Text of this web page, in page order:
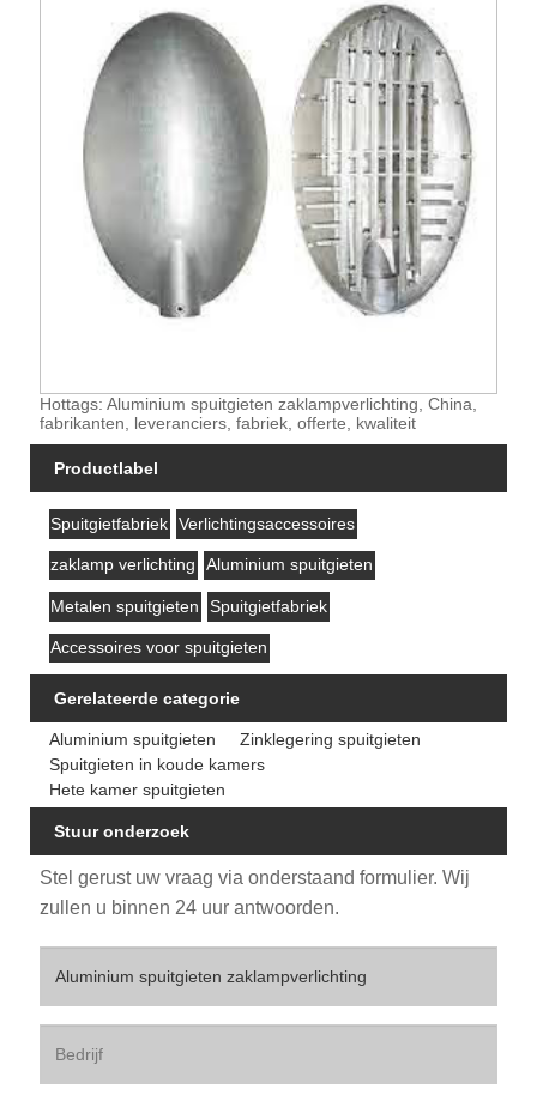
Hottags: Aluminium spuitgieten zaklampverlichting, China,
fabrikanten, leveranciers, fabriek, offerte, kwaliteit
Productlabel
Spuitgietfabriek Verlichtingsaccessoires
zaklamp verlichting Aluminium spuitgieten
Metalen spuitgieten Spuitgietfabriek
Accessoires voor spuitgieten
Gerelateerde categorie
Aluminium spuitgieten
Zinklegering spuitgieten
Spuitgieten in koude kamers
Hete kamer spuitgieten
Stuur onderzoek
Stel gerust uw vraag via onderstaand formulier. Wij
zullen u binnen 24 uur antwoorden.